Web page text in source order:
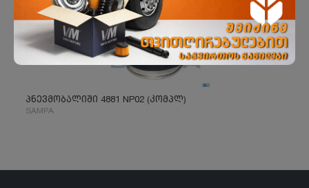
პნევმობალიში 4881 NP02 (კომპლ)
SAMPA